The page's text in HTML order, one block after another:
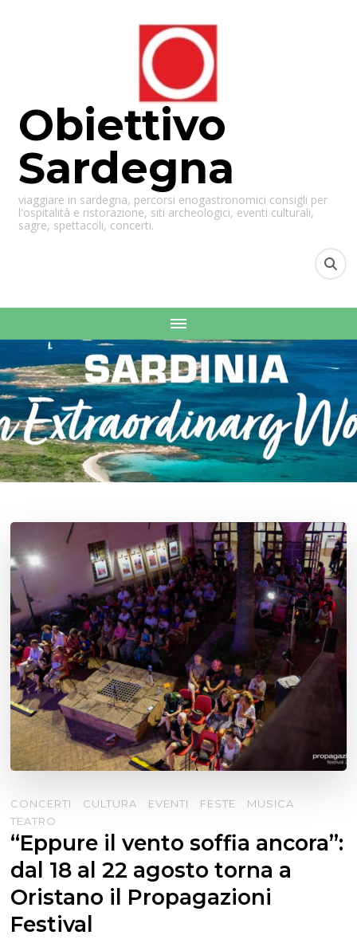
Obiettivo
Sardegna
viaggiare in sardegna, percorsi enogastronomici consigli per
l'ospitalità e ristorazione, siti archeologici, eventi culturali,
sagre, spettacoli, concerti.
CONCERTI CULTURA EVENTI FESTE
MUSICA
TEATRO
“Eppure il vento soffia ancora”:
dal 18 al 22 agosto torna a
Oristano il Propagazioni
Festival